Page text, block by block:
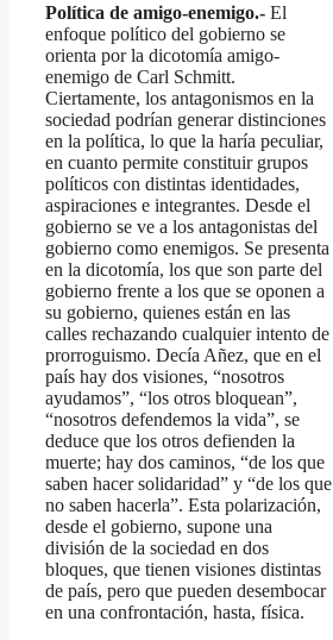
Política de amigo-enemigo.- El
enfoque político del gobierno se
orienta por la dicotomía amigo-
enemigo de Carl Schmitt.
Ciertamente, los antagonismos en la
sociedad podrían generar distinciones
en la política, lo que la haría peculiar,
en cuanto permite constituir grupos
políticos con distintas identidades,
aspiraciones e integrantes. Desde el
gobierno se ve a los antagonistas del
gobierno como enemigos. Se presenta
en la dicotomía, los que son parte del
gobierno frente a los que se oponen a
su gobierno, quienes están en las
calles rechazando cualquier intento de
prorroguismo. Decía Añez, que en el
país hay dos visiones, “nosotros
ayudamos”, “los otros bloquean”,
“nosotros defendemos la vida”, se
deduce que los otros defienden la
muerte; hay dos caminos, “de los que
saben hacer solidaridad” y “de los que
no saben hacerla”. Esta polarización,
desde el gobierno, supone una
división de la sociedad en dos
bloques, que tienen visiones distintas
de país, pero que pueden desembocar
en una confrontación, hasta, física.